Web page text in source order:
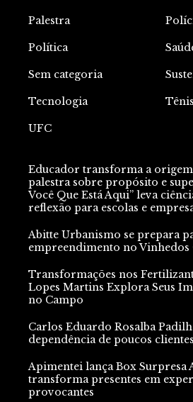
Palestra
Política
Sem categoria
Tecnologia Tênis
UFC
Educador transforma a
palestra sobre propósito e
Você Que Está Aqui” leva
reflexão para escolas e
Abitte Urbanismo se prepara
empreendimento no Vinhedos
Transformações nos
Lopes Martins Explora Seus
no Campo
Carlos Eduardo Rosalba
dependência de poucos
Apimentei lança Box Surpresa
transforma presentes em
provocantes